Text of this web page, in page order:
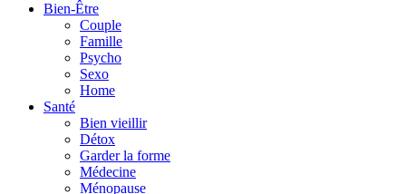
Bien-Être
Couple
Famille
Psycho
Sexo
Home
Santé
Bien vieillir
Détox
Garder la forme
Médecine
Ménopause